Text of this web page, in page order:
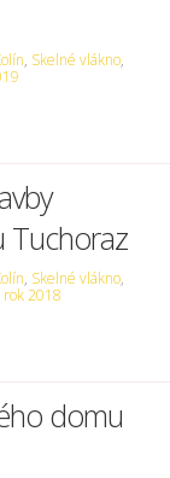
, Skelné vlákno,
, Skelné vlákno,
rok 2018
domu